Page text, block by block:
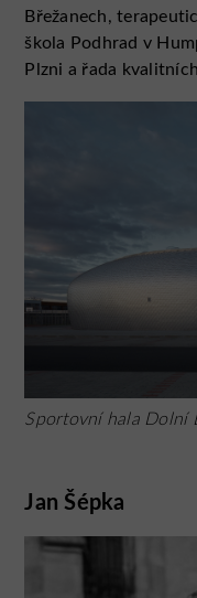
Břežanech,
škola Podhrad v
Plzni a řada
Sportovní hala Dolní
Jan Šépka